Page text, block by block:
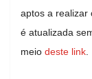
aptos a realizar
é atualizada
meio deste link